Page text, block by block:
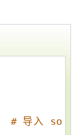
# 导入 so